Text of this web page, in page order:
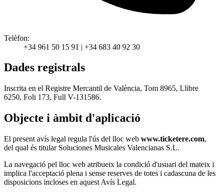
Telèfon:
+34 961 50 15 91 | +34 683 40 92 30
Dades registrals
Inscrita en el Registre Mercantil de València, Tom 8965, Llibre
6250, Foli 173, Full V-131586.
Objecte i àmbit d'aplicació
El present avís legal regula l'ús del lloc web www.ticketere.com,
del qual és titular Soluciones Musicales Valencianas S.L.
La navegació pel lloc web atribueix la condició d'usuari del mateix i
implica l'acceptació plena i sense reserves de totes i cadascuna de les
disposicions incloses en aquest Avís Legal.